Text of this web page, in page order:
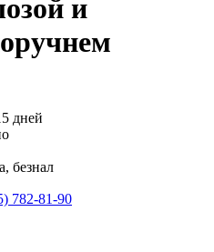
и
дней
безнал
782-81-90